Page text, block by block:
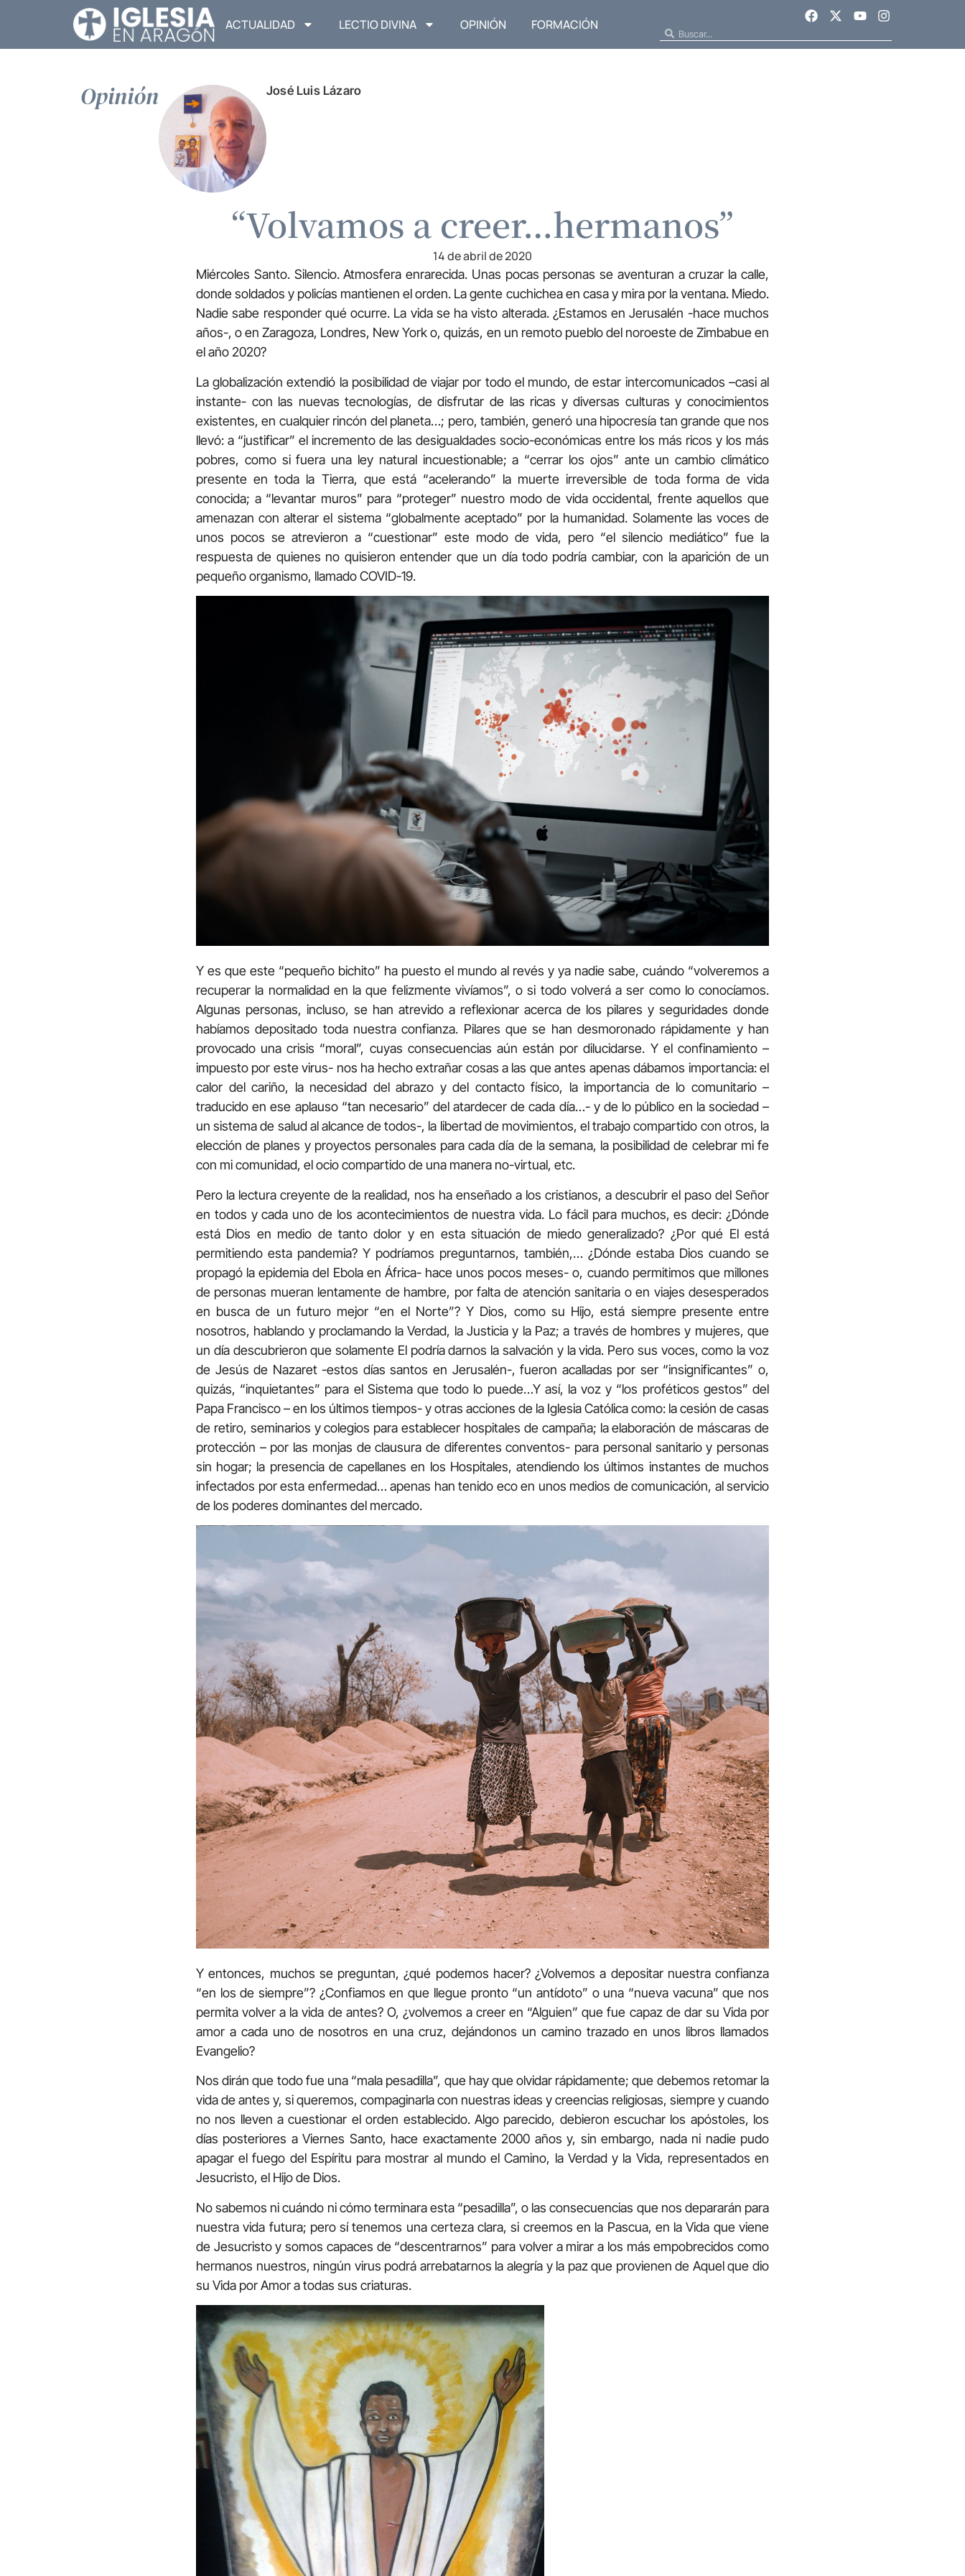
ACTUALIDAD LECTIO DIVINA OPINIÓN FORMACIÓN
Opinión José Luis Lázaro
“Volvamos a creer…hermanos”
14 de abril de 2020
Miércoles Santo. Silencio. Atmosfera enrarecida. Unas pocas personas se aventuran a cruzar la calle,
donde soldados y policías mantienen el orden. La gente cuchichea en casa y mira por la ventana. Miedo.
Nadie sabe responder qué ocurre. La vida se ha visto alterada. ¿Estamos en Jerusalén -hace muchos
años-, o en Zaragoza, Londres, New York o, quizás, en un remoto pueblo del noroeste de Zimbabue en
el año 2020?
La globalización extendió la posibilidad de viajar por todo el mundo, de estar intercomunicados –casi al
instante- con las nuevas tecnologías, de disfrutar de las ricas y diversas culturas y conocimientos
existentes, en cualquier rincón del planeta…; pero, también, generó una hipocresía tan grande que nos
llevó: a “justificar” el incremento de las desigualdades socio-económicas entre los más ricos y los más
pobres, como si fuera una ley natural incuestionable; a “cerrar los ojos” ante un cambio climático
presente en toda la Tierra, que está “acelerando” la muerte irreversible de toda forma de vida
conocida; a “levantar muros” para “proteger” nuestro modo de vida occidental, frente aquellos que
amenazan con alterar el sistema “globalmente aceptado” por la humanidad. Solamente las voces de
unos pocos se atrevieron a “cuestionar” este modo de vida, pero “el silencio mediático” fue la
respuesta de quienes no quisieron entender que un día todo podría cambiar, con la aparición de un
pequeño organismo, llamado COVID-19.
Y es que este “pequeño bichito” ha puesto el mundo al revés y ya nadie sabe, cuándo “volveremos a
recuperar la normalidad en la que felizmente vivíamos”, o si todo volverá a ser como lo conocíamos.
Algunas personas, incluso, se han atrevido a reflexionar acerca de los pilares y seguridades donde
habíamos depositado toda nuestra confianza. Pilares que se han desmoronado rápidamente y han
provocado una crisis “moral”, cuyas consecuencias aún están por dilucidarse. Y el confinamiento –
impuesto por este virus- nos ha hecho extrañar cosas a las que antes apenas dábamos importancia: el
calor del cariño, la necesidad del abrazo y del contacto físico, la importancia de lo comunitario –
traducido en ese aplauso “tan necesario” del atardecer de cada día…- y de lo público en la sociedad –
un sistema de salud al alcance de todos-, la libertad de movimientos, el trabajo compartido con otros, la
elección de planes y proyectos personales para cada día de la semana, la posibilidad de celebrar mi fe
con mi comunidad, el ocio compartido de una manera no-virtual, etc.
Pero la lectura creyente de la realidad, nos ha enseñado a los cristianos, a descubrir el paso del Señor
en todos y cada uno de los acontecimientos de nuestra vida. Lo fácil para muchos, es decir: ¿Dónde
está Dios en medio de tanto dolor y en esta situación de miedo generalizado? ¿Por qué El está
permitiendo esta pandemia? Y podríamos preguntarnos, también,… ¿Dónde estaba Dios cuando se
propagó la epidemia del Ebola en África- hace unos pocos meses- o, cuando permitimos que millones
de personas mueran lentamente de hambre, por falta de atención sanitaria o en viajes desesperados
en busca de un futuro mejor “en el Norte”? Y Dios, como su Hijo, está siempre presente entre
nosotros, hablando y proclamando la Verdad, la Justicia y la Paz; a través de hombres y mujeres, que
un día descubrieron que solamente El podría darnos la salvación y la vida. Pero sus voces, como la voz
de Jesús de Nazaret -estos días santos en Jerusalén-, fueron acalladas por ser “insignificantes” o,
quizás, “inquietantes” para el Sistema que todo lo puede…Y así, la voz y “los proféticos gestos” del
Papa Francisco – en los últimos tiempos- y otras acciones de la Iglesia Católica como: la cesión de casas
de retiro, seminarios y colegios para establecer hospitales de campaña; la elaboración de máscaras de
protección – por las monjas de clausura de diferentes conventos- para personal sanitario y personas
sin hogar; la presencia de capellanes en los Hospitales, atendiendo los últimos instantes de muchos
infectados por esta enfermedad… apenas han tenido eco en unos medios de comunicación, al servicio
de los poderes dominantes del mercado.
Y entonces, muchos se preguntan, ¿qué podemos hacer? ¿Volvemos a depositar nuestra confianza
“en los de siempre”? ¿Confiamos en que llegue pronto “un antídoto” o una “nueva vacuna” que nos
permita volver a la vida de antes? O, ¿volvemos a creer en “Alguien” que fue capaz de dar su Vida por
amor a cada uno de nosotros en una cruz, dejándonos un camino trazado en unos libros llamados
Evangelio?
Nos dirán que todo fue una “mala pesadilla”, que hay que olvidar rápidamente; que debemos retomar la
vida de antes y, si queremos, compaginarla con nuestras ideas y creencias religiosas, siempre y cuando
no nos lleven a cuestionar el orden establecido. Algo parecido, debieron escuchar los apóstoles, los
días posteriores a Viernes Santo, hace exactamente 2000 años y, sin embargo, nada ni nadie pudo
apagar el fuego del Espíritu para mostrar al mundo el Camino, la Verdad y la Vida, representados en
Jesucristo, el Hijo de Dios.
No sabemos ni cuándo ni cómo terminara esta “pesadilla”, o las consecuencias que nos depararán para
nuestra vida futura; pero sí tenemos una certeza clara, si creemos en la Pascua, en la Vida que viene
de Jesucristo y somos capaces de “descentrarnos” para volver a mirar a los más empobrecidos como
hermanos nuestros, ningún virus podrá arrebatarnos la alegría y la paz que provienen de Aquel que dio
su Vida por Amor a todas sus criaturas.